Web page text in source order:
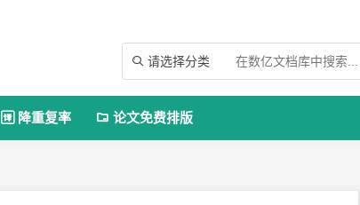
 请选择分类
 降重复率  论文免费排版